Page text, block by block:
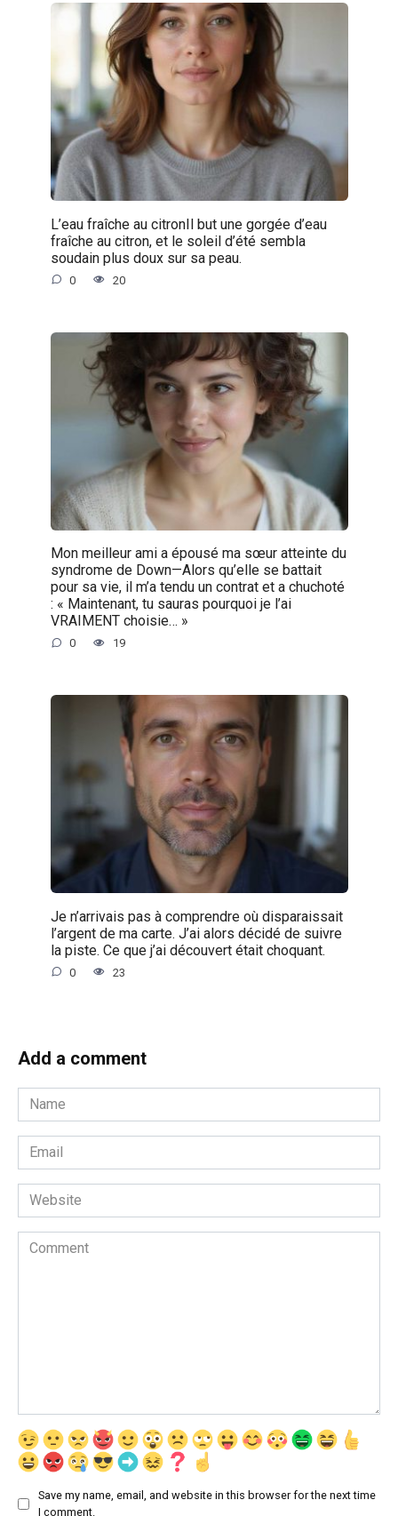
L’eau fraîche au citronIl but une gorgée d’eau
fraîche au citron, et le soleil d’été sembla
soudain plus doux sur sa peau.
0 20
Mon meilleur ami a épousé ma sœur atteinte du
syndrome de Down—Alors qu’elle se battait
pour sa vie, il m’a tendu un contrat et a chuchoté
: « Maintenant, tu sauras pourquoi je l’ai
VRAIMENT choisie… »
0 19
Je n’arrivais pas à comprendre où disparaissait
l’argent de ma carte. J’ai alors décidé de suivre
la piste. Ce que j’ai découvert était choquant.
0 23
Add a comment
Name
*
Email
*
Website
Comment
Save my name, email, and website in this browser for the next time
I comment.